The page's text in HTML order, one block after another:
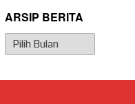
ARSIP BERITA
Arsip
Berita